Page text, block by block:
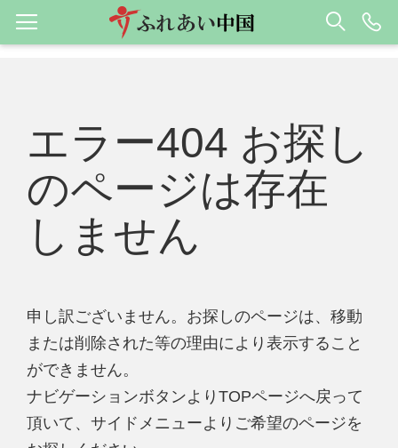
エラー404 お探し
のページは存在
しません
申し訳ございません。お探しのページは、移動
または削除された等の理由により表示すること
ができません。
ナビゲーションボタンよりTOPページへ戻って
頂いて、サイドメニューよりご希望のページを